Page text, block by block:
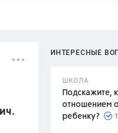
ИНТЕРЕСНЫЕ
ШКОЛА
Подскажите,
отношением
ребенку?